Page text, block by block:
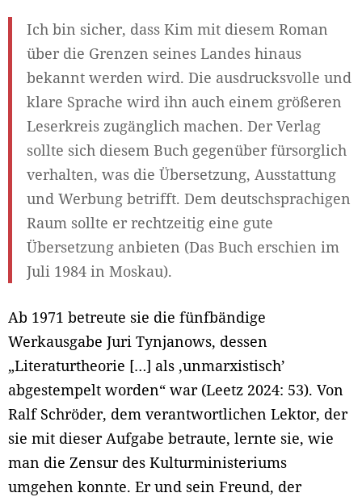
Ich bin sicher, dass Kim mit diesem Roman
über die Grenzen seines Landes hinaus
bekannt werden wird. Die ausdrucksvolle und
klare Sprache wird ihn auch einem größeren
Leserkreis zugänglich machen. Der Verlag
sollte sich diesem Buch gegenüber fürsorglich
verhalten, was die Übersetzung, Ausstattung
und Werbung betrifft. Dem deutschsprachigen
Raum sollte er rechtzeitig eine gute
Übersetzung anbieten (Das Buch erschien im
Juli 1984 in Moskau).
Ab 1971 betreute sie die fünfbändige
Werkausgabe Juri Tynjanows, dessen
„Literaturtheorie […] als ‚unmarxistisch’
abgestempelt worden“ war (Leetz 2024: 53). Von
Ralf Schröder, dem verantwortlichen Lektor, der
sie mit dieser Aufgabe betraute, lernte sie, wie
man die Zensur des Kulturministeriums
umgehen konnte. Er und sein Freund, der